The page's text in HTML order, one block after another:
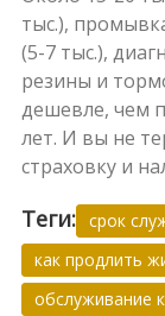
тыс.),
(5-7 тыс.),
резины и
дешевле, чем
лет. И вы не
страховку и
Теги: срок
как продлить
обслуживание